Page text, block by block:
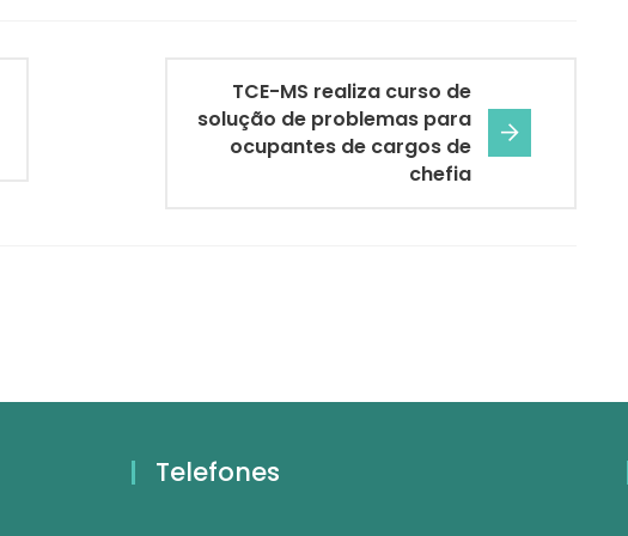
TCE-MS realiza curso de
solução de problemas para
ocupantes de cargos de
chefia
Telefones